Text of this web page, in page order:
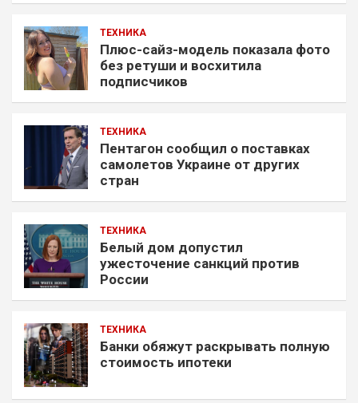
ТЕХНИКА
Плюс-сайз-модель показала фото
без ретуши и восхитила
подписчиков
ТЕХНИКА
Пентагон сообщил о поставках
самолетов Украине от других
стран
ТЕХНИКА
Белый дом допустил
ужесточение санкций против
России
ТЕХНИКА
Банки обяжут раскрывать полную
стоимость ипотеки